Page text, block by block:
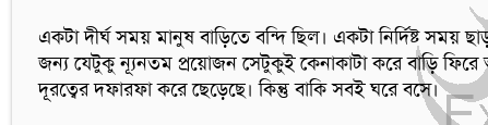
একটা দীর্ঘ সময় মানুষ বাড়িতে বন্দি ছিল। একটা নির্দিষ্ট সময়
জন্য যেটুকু ন্যূনতম প্রয়োজন সেটুকুই কেনাকাটা করে বাড়ি ফিরে
দূরত্বের দফারফা করে ছেড়েছে। কিন্তু বাকি সবই ঘরে বসে।